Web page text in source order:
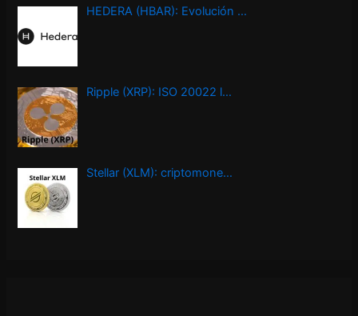
HEDERA (HBAR): Evolución …
Ripple (XRP): ISO 20022 l…
Stellar (XLM): criptomone…